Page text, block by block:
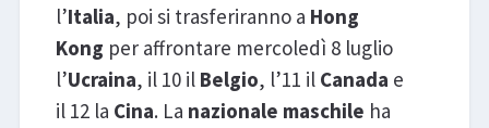
l’Italia, poi si trasferiranno a Hong
Kong per affrontare mercoledì 8 luglio
l’Ucraina, il 10 ilBelgio, l’11 il Canada e
il 12 la Cina. La nazionale maschile ha